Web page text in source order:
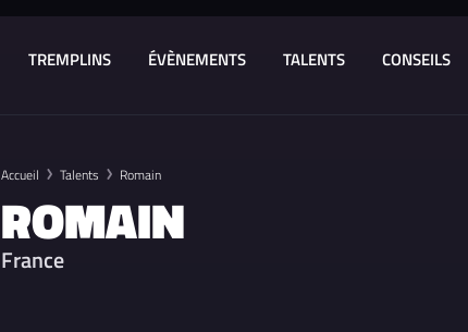
TREMPLINS ÉVÈNEMENTS TALENTS CONSEILS
Accueil Talents Romain
ROMAIN
France